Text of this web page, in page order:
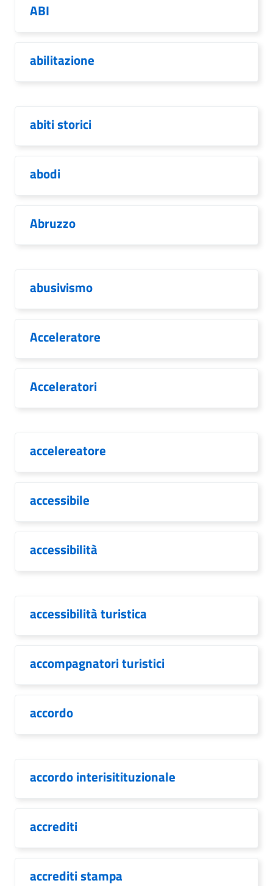
ABI
abilitazione
abiti storici
abodi
Abruzzo
abusivismo
Acceleratore
Acceleratori
accelereatore
accessibile
accessibilità
accessibilità turistica
accompagnatori turistici
accordo
accordo interisitituzionale
accrediti
accrediti stampa